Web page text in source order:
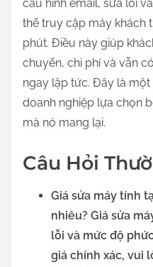
cấu hình email, sửa lỗi
thể truy cập máy khách
phút. Điều này giúp
chuyển, chi phí và vẫn
ngay lập tức. Đây là
doanh nghiệp lựa chọn
mà nó mang lại.
Câu Hỏi
Giá sửa máy tính
nhiêu? Giá sửa
lỗi và mức độ
giá chính xác, vui